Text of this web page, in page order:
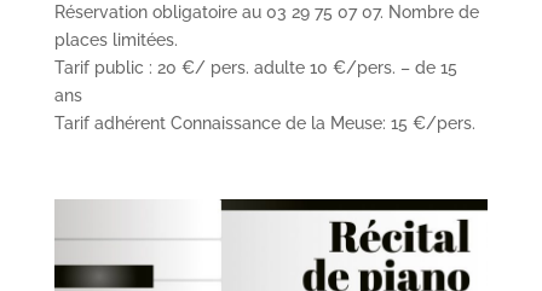
Réservation obligatoire au 03 29 75 07 07. Nombre de
places limitées.
Tarif public : 20 €/ pers. adulte 10 €/pers. – de 15
ans
Tarif adhérent Connaissance de la Meuse: 15 €/pers.